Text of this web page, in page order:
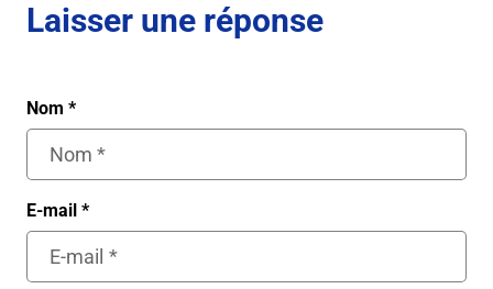
Laisser une réponse
Nom *
E-mail *